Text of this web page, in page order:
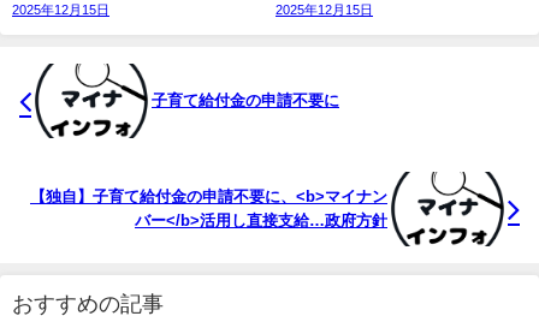
2025年12月15日 2025年12月15日
子育て給付金の申請不要に
【独自】子育て給付金の申請不要に、<b>マイナン
バー</b>活用し直接支給…政府方針
おすすめの記事